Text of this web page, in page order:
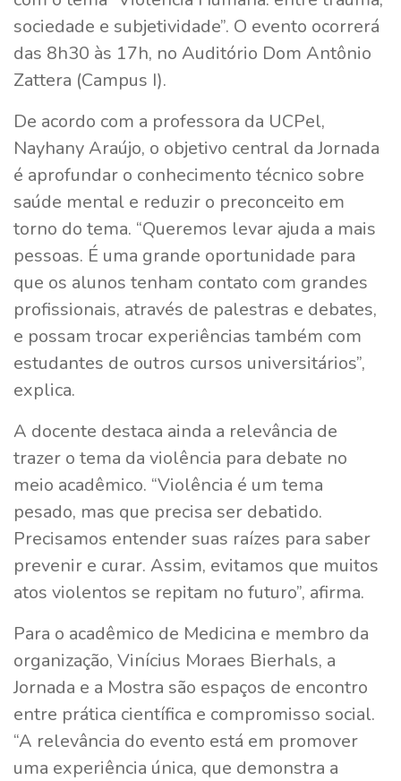
sociedade e subjetividade”. O evento ocorrerá
das 8h30 às 17h, no Auditório Dom Antônio
Zattera (Campus I).
De acordo com a professora da UCPel,
Nayhany Araújo, o objetivo central da Jornada
é aprofundar o conhecimento técnico sobre
saúde mental e reduzir o preconceito em
torno do tema. “Queremos levar ajuda a mais
pessoas. É uma grande oportunidade para
que os alunos tenham contato com grandes
profissionais, através de palestras e debates,
e possam trocar experiências também com
estudantes de outros cursos universitários”,
explica.
A docente destaca ainda a relevância de
trazer o tema da violência para debate no
meio acadêmico. “Violência é um tema
pesado, mas que precisa ser debatido.
Precisamos entender suas raízes para saber
prevenir e curar. Assim, evitamos que muitos
atos violentos se repitam no futuro”, afirma.
Para o acadêmico de Medicina e membro da
organização, Vinícius Moraes Bierhals, a
Jornada e a Mostra são espaços de encontro
entre prática científica e compromisso social.
“A relevância do evento está em promover
uma experiência única, que demonstra a